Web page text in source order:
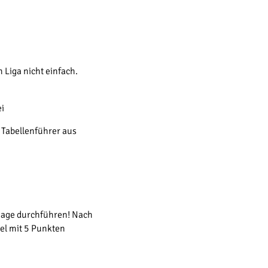
Liga nicht einfach.
aus
durchführen! Nach
mit 5 Punkten